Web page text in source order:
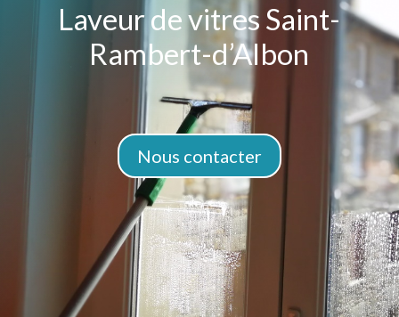
Laveur de vitres Saint-
Rambert-d’Albon
Nous contacter